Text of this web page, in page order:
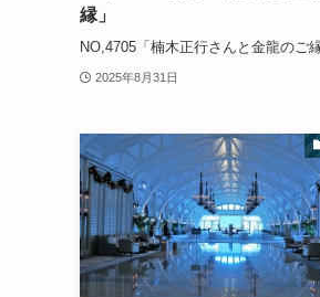
縁」
NO,4705「楠木正行さんと金龍のご縁
2025年8月31日